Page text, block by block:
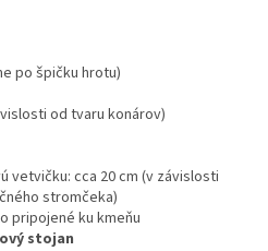
po špičku hrotu)
od tvaru konárov)
vetvičku: cca 20 cm (v závislosti
stromčeka)
pripojené ku kmeňu
stojan